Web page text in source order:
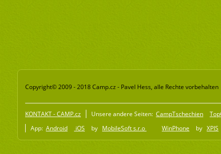
Copyright© 2009 - 2018 Camp.cz - Pavel Hess, alle Rechte vorbehalten
KONTAKT - CAMP.cz Unsere andere Seiten: CampTschechien
App: Android iOS by MobileSoft s.r.o WinPhone by XPIS